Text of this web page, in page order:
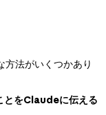
方法がいくつかあり
とをClaudeに伝える